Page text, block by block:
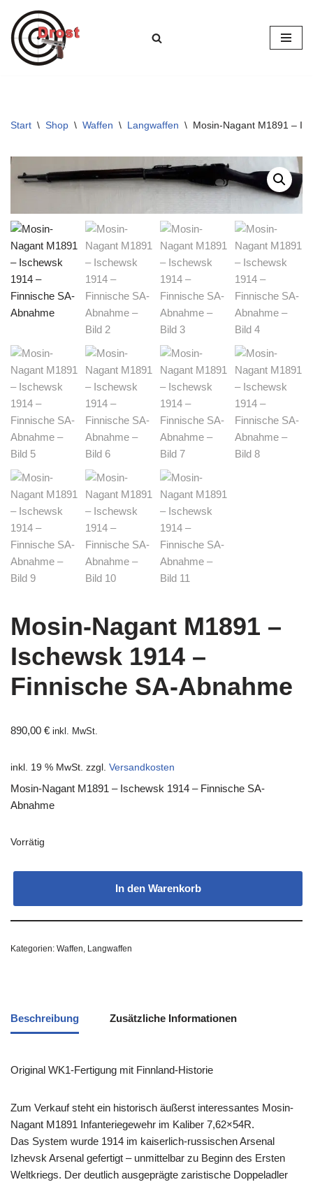
Zum
Inhalt
Start \ Shop \ Waffen \ Langwaffen \ Mosin-Nagant M1891 –
Mosin-Nagant M1891 –
Ischewsk 1914 –
Finnische SA-Abnahme
890,00 € inkl. MwSt.
inkl. 19 % MwSt. zzgl. Versandkosten
Mosin-Nagant M1891 – Ischewsk 1914 – Finnische SA-
Abnahme
Vorrätig
In den Warenkorb
Kategorien: Waffen, Langwaffen
Beschreibung Zusätzliche Informationen
Original WK1-Fertigung mit Finnland-Historie
Zum Verkauf steht ein historisch äußerst interessantes Mosin-
Nagant M1891 Infanteriegewehr im Kaliber 7,62×54R.
Das System wurde 1914 im kaiserlich-russischen Arsenal
Izhevsk Arsenal gefertigt – unmittelbar zu Beginn des Ersten
Weltkriegs. Der deutlich ausgeprägte zaristische Doppeladler